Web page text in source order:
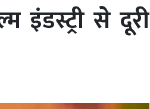
इंडस्ट्री से दूरी